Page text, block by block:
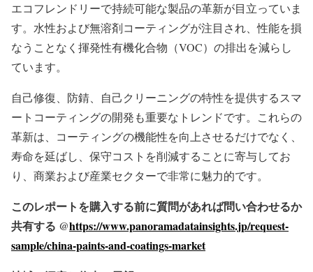
エコフレンドリーで持続可能な製品の革新が目立っていま
す。水性および無溶剤コーティングが注目され、性能を損
なうことなく揮発性有機化合物（VOC）の排出を減らし
ています。
自己修復、防錆、自己クリーニングの特性を提供するスマ
ートコーティングの開発も重要なトレンドです。これらの
革新は、コーティングの機能性を向上させるだけでなく、
寿命を延ばし、保守コストを削減することに寄与してお
り、商業および産業セクターで非常に魅力的です。
このレポートを購入する前に質問があれば問い合わせるか
共有する @https://www.panoramadatainsights.jp/request-
sample/china-paints-and-coatings-market